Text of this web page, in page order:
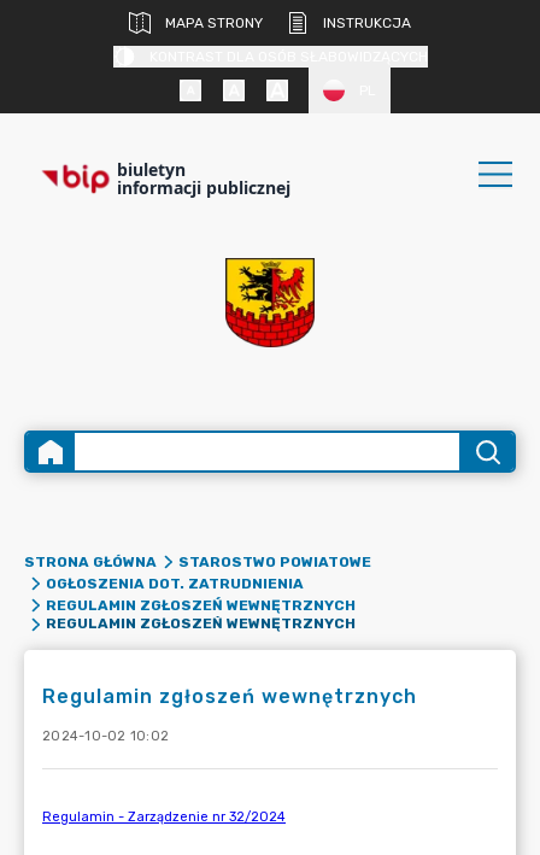
MAPA STRONY
INSTRUKCJA
biuletyn
informacji publicznej
STRONA GŁÓWNA
STAROSTWO POWIATOWE
OGŁOSZENIA DOT. ZATRUDNIENIA
REGULAMIN ZGŁOSZEŃ WEWNĘTRZNYCH
REGULAMIN ZGŁOSZEŃ WEWNĘTRZNYCH
Regulamin zgłoszeń wewnętrznych
2024-10-02 10:02